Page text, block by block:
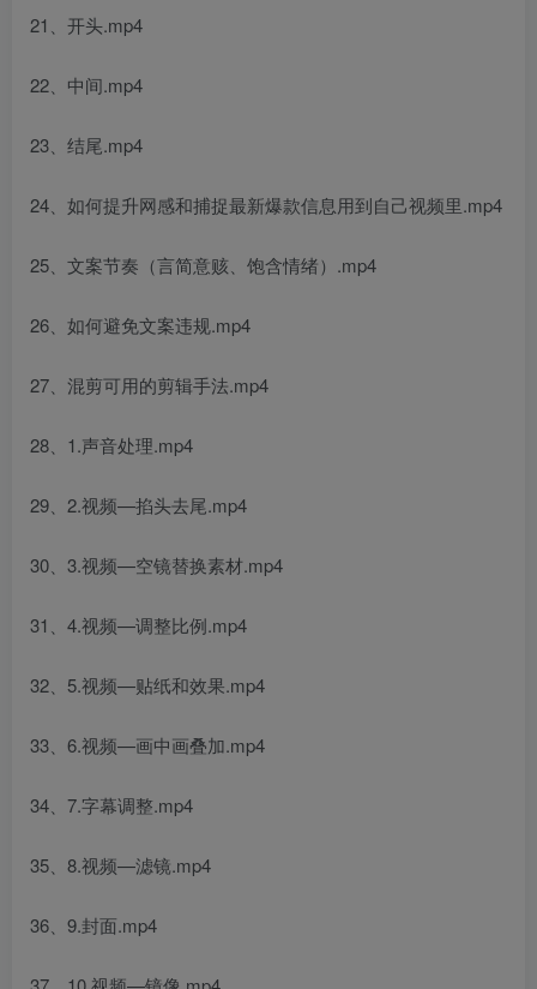
21、开头.mp4
22、中间.mp4
23、结尾.mp4
24、如何提升网感和捕捉最新爆款信息用到自己视频里.mp4
25、文案节奏（言简意赅、饱含情绪）.mp4
26、如何避免文案违规.mp4
27、混剪可用的剪辑手法.mp4
28、1.声音处理.mp4
29、2.视频—掐头去尾.mp4
30、3.视频—空镜替换素材.mp4
31、4.视频—调整比例.mp4
32、5.视频—贴纸和效果.mp4
33、6.视频—画中画叠加.mp4
34、7.字幕调整.mp4
35、8.视频—滤镜.mp4
36、9.封面.mp4